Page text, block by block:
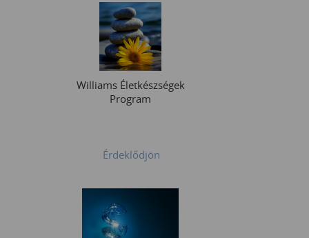
Williams Életkészségek
Program
Érdeklődjön